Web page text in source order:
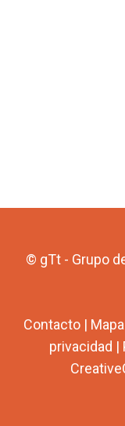
© gTt - Grupo
Contacto |
privacidad |